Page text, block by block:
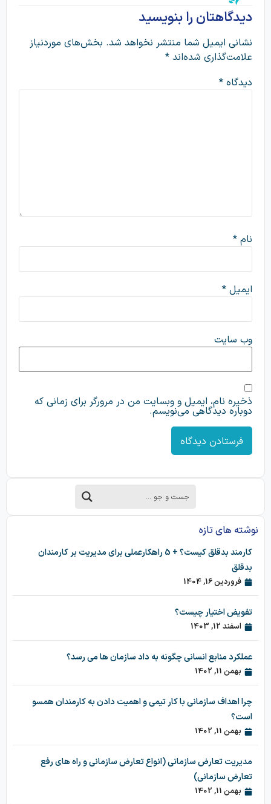
دیدگاهتان را بنویسید
نشانی ایمیل شما منتشر نخواهد شد. بخش‌های موردنیاز
علامت‌گذاری شده‌اند *
دیدگاه *
نام *
ایمیل *
وب‌ سایت
ذخیره نام، ایمیل و وبسایت من در مرورگر برای زمانی که
دوباره دیدگاهی می‌نویسم.
نوشته های تازه
کارمند بدقلق کیست؟ + 5 راهکارعملی برای مدیریت بر کارمندان
بدقلق
فروردین 16, 1404
تفویض اختیار چیست؟
اسفند 12, 1403
عملکرد منابع انسانی چگونه به داد سازمان ها می رسد؟
بهمن 11, 1402
چرا اهداف سازمانی با کار تیمی و اهمیت دادن به کارمندان همسو
است؟
بهمن 11, 1402
مدیریت تعارض سازمانی (انواع تعارض سازمانی و راه های رفع
تعارض سازمانی)
بهمن 11, 1402